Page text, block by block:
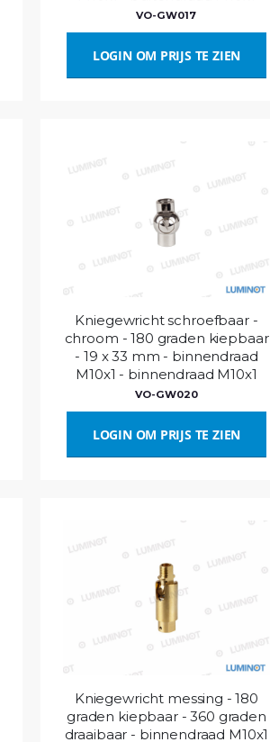
VO-GW017
LOGIN OM PRIJS TE ZIEN
Kniegewricht schroefbaar -
chroom - 180 graden kiepbaar
- 19 x 33 mm - binnendraad
M10x1 - binnendraad M10x1
VO-GW020
LOGIN OM PRIJS TE ZIEN
Kniegewricht messing - 180
graden kiepbaar - 360 graden
draaibaar - binnendraad M10x1